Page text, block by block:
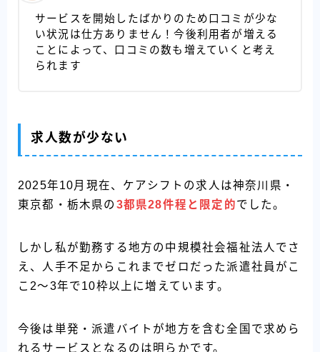
サービスを開始したばかりのため口コミが少な
い状況は仕方ありません！今後利用者が増える
ことによって、口コミの数も増えていくと考え
られます
求人数が少ない
2025年10月現在、ケアシフトの求人は神奈川県・
東京都・栃木県の 3都県28件程と限定的でした。
しかし私が勤務する地方の中規模社会福祉法人でさ
え、人手不足からこれまでゼロだった派遣社員がこ
こ2〜3年で10枠以上に増えています。
今後は単発・派遣バイトが地方を含む全国で求めら
れるサービスとなるのは明らかです。